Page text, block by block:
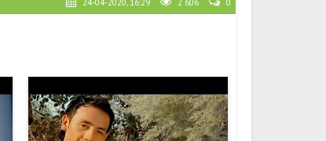
24-04-2020, 16:29 2 606 0